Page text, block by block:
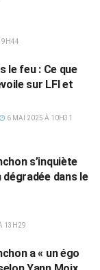
9H44
le feu : Ce que
sur LFI et
6 MAI 2025 À 10H31
s’inquiète
dans le
13H29
a « un égo